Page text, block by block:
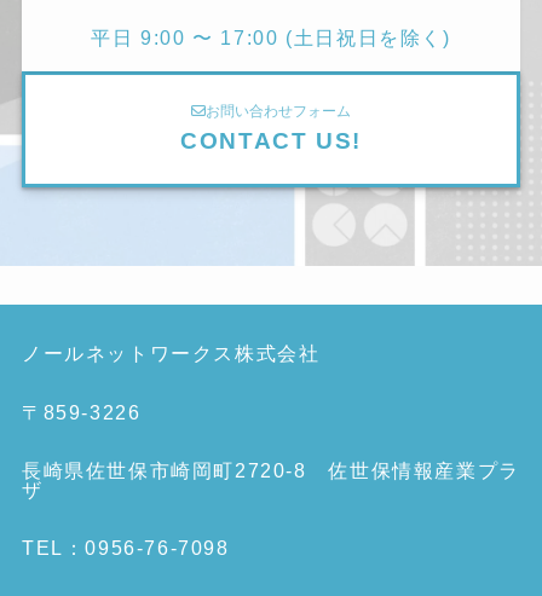
平日 9:00 〜 17:00 (土日祝日を除く)
お問い合わせフォーム
CONTACT US!
ノールネットワークス株式会社
〒859-3226
長崎県佐世保市崎岡町2720-8 佐世保情報産業プラ
ザ
TEL：0956-76-7098